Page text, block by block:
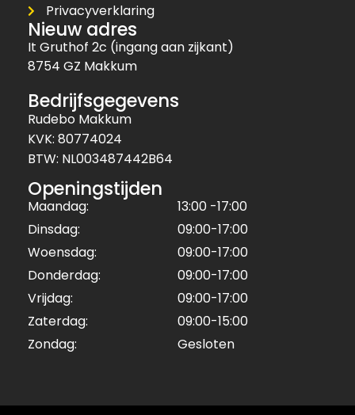
Privacyverklaring
Nieuw adres
It Gruthof 2c (ingang aan zijkant)
8754 GZ Makkum
Bedrijfsgegevens
Rudebo Makkum
KVK: 80774024
BTW: NL003487442B64
Openingstijden
Maandag:
13:00 -17:00
Dinsdag:
09:00-17:00
Woensdag:
09:00-17:00
Donderdag:
09:00-17:00
Vrijdag:
09:00-17:00
Zaterdag:
09:00-15:00
Zondag:
Gesloten